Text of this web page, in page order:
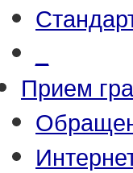
Прием